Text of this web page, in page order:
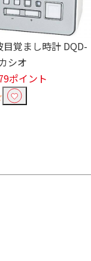
目覚まし時計 DQD-
シオ
ポイント